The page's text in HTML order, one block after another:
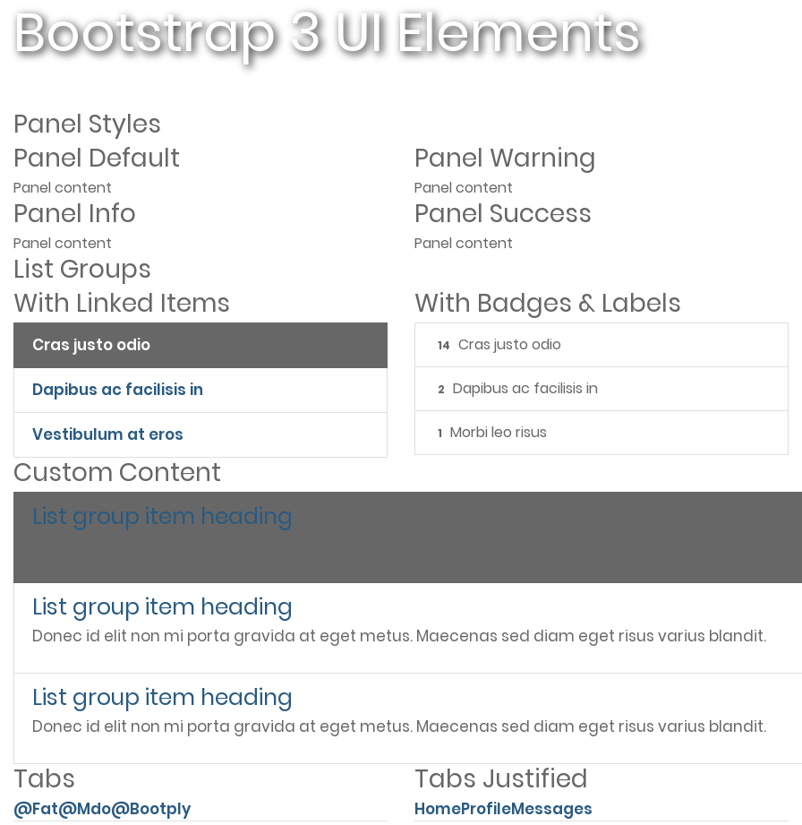
Bootstrap 3 UI Elements
Panel Styles
Panel Default
Panel content
Panel Info
Panel content
Panel Warning
Panel content
Panel Success
Panel content
List Groups
With Linked Items
Cras justo odio
Dapibus ac facilisis in
Vestibulum at eros
With Badges & Labels
14 Cras justo odio
2 Dapibus ac facilisis in
1 Morbi leo risus
Custom Content
List group item heading
List group item heading
Donec id elit non mi porta gravida at eget metus. Maecenas sed diam eget risus varius blandit.
List group item heading
Donec id elit non mi porta gravida at eget metus. Maecenas sed diam eget risus varius blandit.
Tabs
@Fat@Mdo@Bootply
Tabs Justified
HomeProfileMessages